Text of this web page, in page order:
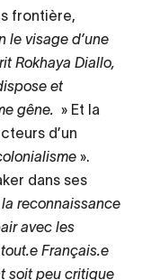
frontière,
le visage d’une
Rokhaya Diallo,
et
gêne. » Et la
d’un
».
dans ses
reconnaissance
avec les
Français.e
soit peu critique